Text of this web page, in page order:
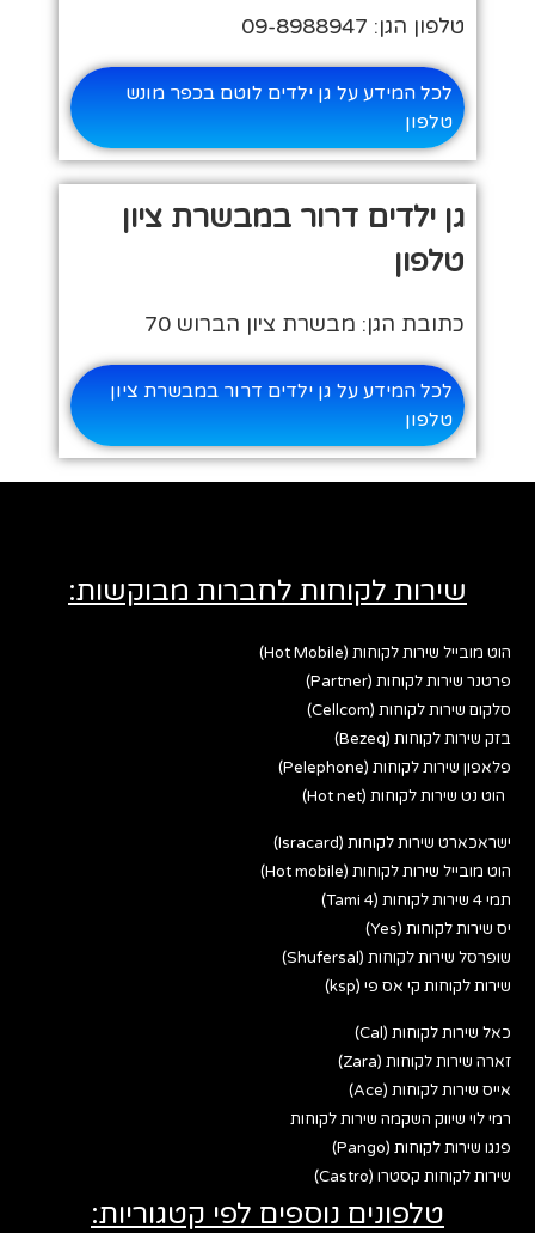
טלפון הגן: 09-8988947
לכל המידע על גן ילדים לוטם בכפר מונש
טלפון
גן ילדים דרור במבשרת ציון
טלפון
כתובת הגן: מבשרת ציון הברוש 70
לכל המידע על גן ילדים דרור במבשרת ציון
טלפון
שירות לקוחות לחברות מבוקשות:
הוט מובייל שירות לקוחות (Hot Mobile)
פרטנר שירות לקוחות (Partner)
סלקום שירות לקוחות (Cellcom)
בזק שירות לקוחות (Bezeq)
פלאפון שירות לקוחות (Pelephone)
הוט נט שירות לקוחות (Hot net)
ישראכארט שירות לקוחות (Isracard)
הוט מובייל שירות לקוחות (Hot mobile)
תמי 4 שירות לקוחות (Tami 4)
יס שירות לקוחות (Yes)
שופרסל שירות לקוחות (Shufersal)
שירות לקוחות קי אס פי (ksp)
כאל שירות לקוחות (Cal)
זארה שירות לקוחות (Zara)
אייס שירות לקוחות (Ace)
רמי לוי שיווק השקמה שירות לקוחות
פנגו שירות לקוחות (Pango)
שירות לקוחות קסטרו (Castro)
טלפונים נוספים לפי קטגוריות: